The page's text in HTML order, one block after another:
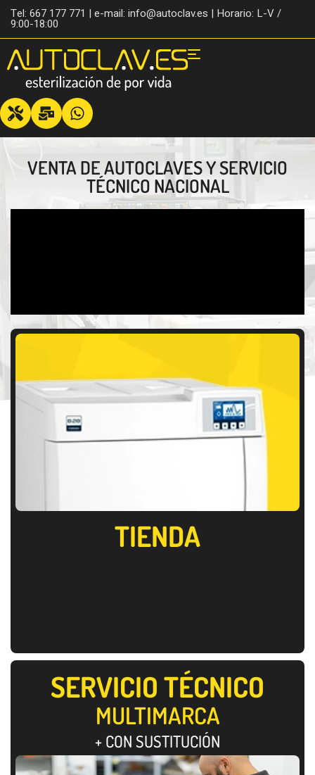
Tel: 667 177 771 | e-mail: info@autoclav.es | Horario: L-V /
9:00-18:00
VENTA DE AUTOCLAVES Y SERVICIO
TÉCNICO NACIONAL
SERVICIO TÉCNICO
MULTIMARCA
+ CON SUSTITUCIÓN
TIENDA